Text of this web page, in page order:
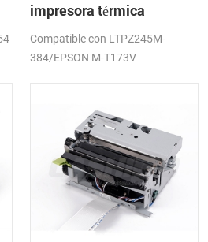
impresora térmica
mecanismo de
Compatible con LTPZ245M-
384/EPSON M-T173V